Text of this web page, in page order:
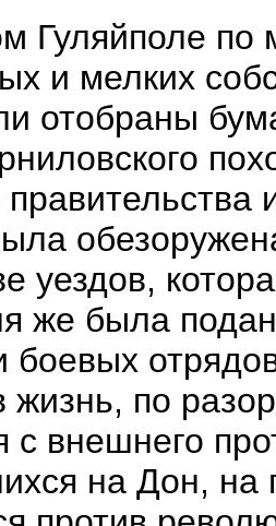
Гуляйполе по
и мелких
отобраны
уездов,
же была
боевых
жизнь, по
внешнего
на Дон,